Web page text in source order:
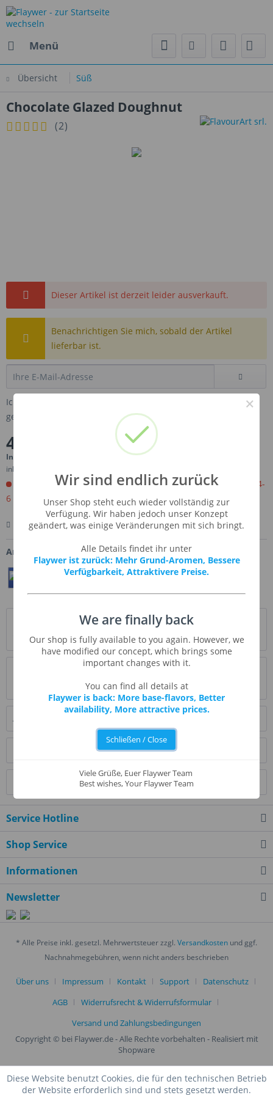
Menü
Übersicht Süß
Chocolate Glazed Doughnut
(2)
Dieser Artikel ist derzeit leider ausverkauft.
Benachrichtigen Sie mich, sobald der Artikel
lieferbar ist.
Ich habe die
genommen.
4,19 € *
Inhalt:
0.01 Liter (419,00 € * / 1 Liter)
inkl. MwSt.
Jetzt bestellen. Wird für Sie importiert. Versandfertig in ca 4-
6 Wochen.
Merken Bewerten Fragen zum Artikel
Artikel-Nr.: FA021-1
Twittern Pin It
" Beschreibung folgt "mehr
2
Bewertungen lesen, schreiben und diskutieren...
Ähnliche Artikel
Kunden kauften auch
Kunden haben sich ebenfalls angesehen
Service Hotline
Shop Service
Informationen
Newsletter
* Alle Preise inkl. gesetzl. Mehrwertsteuer zzgl. Versandkosten und ggf.
Nachnahmegebühren, wenn nicht anders beschrieben
Über uns Impressum Kontakt Support
Datenschutz
AGB
Widerrufsrecht & Widerrufsformular
Versand und Zahlungsbedingungen
Copyright © bei Flaywer.de - Alle Rechte vorbehalten - Realisiert mit
Shopware
Diese Website benutzt Cookies, die für den technischen Betrieb
der Website erforderlich sind und stets gesetzt werden.
×
Wir sind endlich zurück
Unser Shop steht euch wieder vollständig zur
Verfügung. Wir haben jedoch unser Konzept
geändert, was einige Veränderungen mit sich bringt.
Alle Details findet ihr unter
Flaywer ist zurück: Mehr Grund-Aromen, Bessere
Verfügbarkeit, Attraktivere Preise.
We are finally back
Our shop is fully available to you again. However, we
have modified our concept, which brings some
important changes with it.
You can find all details at
Flaywer is back: More base-flavors, Better
availability, More attractive prices.
Schließen / Close
Viele Grüße, Euer Flaywer Team
Best wishes, Your Flaywer Team